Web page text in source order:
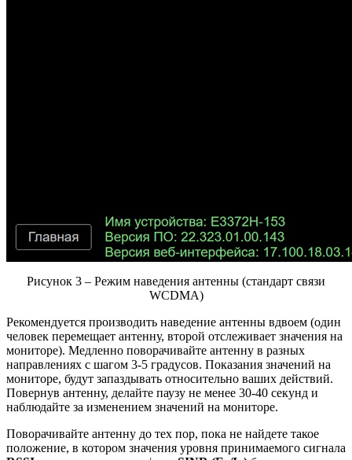
Рисунок 3 – Режим наведения антенны (стандарт связи
WCDMA)
Рекомендуется производить наведение антенны вдвоем (один
человек перемещает антенну, второй отслеживает значения на
мониторе). Медленно поворачивайте антенну в разных
направлениях с шагом 3-5 градусов. Показания значений на
мониторе, будут запаздывать относительно ваших действий.
Повернув антенну, делайте паузу не менее 30-40 секунд и
наблюдайте за изменением значений на мониторе.
Поворачивайте антенну до тех пор, пока не найдете такое
положение, в котором значения уровня принимаемого сигнала